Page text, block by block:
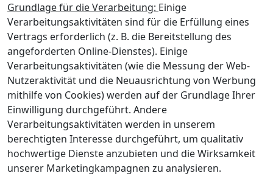
Grundlage für die Verarbeitung: Einige
Verarbeitungsaktivitäten sind für die Erfüllung eines
Vertrags erforderlich (z. B. die Bereitstellung des
angeforderten Online-Dienstes). Einige
Verarbeitungsaktivitäten (wie die Messung der Web-
Nutzeraktivität und die Neuausrichtung von Werbung
mithilfe von Cookies) werden auf der Grundlage Ihrer
Einwilligung durchgeführt. Andere
Verarbeitungsaktivitäten werden in unserem
berechtigten Interesse durchgeführt, um qualitativ
hochwertige Dienste anzubieten und die Wirksamkeit
unserer Marketingkampagnen zu analysieren.